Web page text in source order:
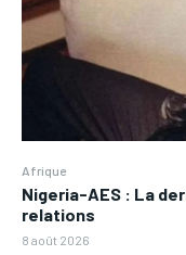
Afrique
Nigeria-AES : La
relations
8 août 2026